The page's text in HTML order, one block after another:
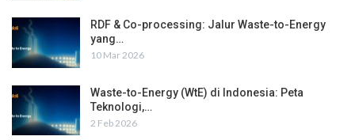
RDF & Co-processing: Jalur Waste-to-Energy
yang…
10 Mar 2026
Waste-to-Energy (WtE) di Indonesia: Peta
Teknologi,…
2 Feb 2026